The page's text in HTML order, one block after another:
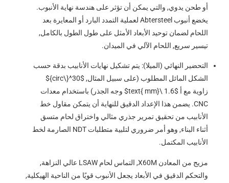
أو طحن يدوي, والتي يمكن أن تؤثر على هندسة نهاية الأنبوب.
يخضع أنبوب Abtersteel لعملية التمدد البارد أو المعايرة بعد
اللحام لضمان توحيد الأبعاد الأمثل على طول الطول بالكامل,
تيسير سريع, اللحام الآلي في الميدان.
التحضير النهائي (الميلا): يتم تشكيل نهايات الأنابيب بدقة حسب
الشكل المائل المطلوب (على سبيل المثال, $30^{\circ}$
زاوية مع أ $1.6 \text{ mm}$
وجه الجذر) باستخدام معدات
CNC. يضمن هذا الإعداد الدقيق للنهاية أن يتمكن مقاول خط
الأنابيب من تحقيق تمرير جذري مثالي واختراق لحام متسق
أثناء البناء, وهو أمر ضروري لتلبية متطلبات NDT الصارمة لخط
الأنابيب المكتمل.
مزيج من المعادن X60M, التماس لحام LSAW عالي النزاهة,
والتحكم الدقيق في الأبعاد يجعل الأنبوب قويًا من الناحية الهيكلية,